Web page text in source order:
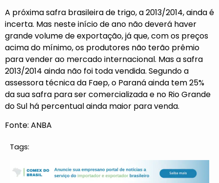
A próxima safra brasileira de trigo, a 2013/2014, ainda é
incerta. Mas neste início de ano não deverá haver
grande volume de exportação, já que, com os preços
acima do mínimo, os produtores não terão prêmio
para vender ao mercado internacional. Mas a safra
2013/2014 ainda não foi toda vendida. Segundo a
assessora técnica da Faep, o Paraná ainda tem 25%
da sua safra para ser comercializada e no Rio Grande
do Sul há percentual ainda maior para venda.
Fonte: ANBA
Tags: